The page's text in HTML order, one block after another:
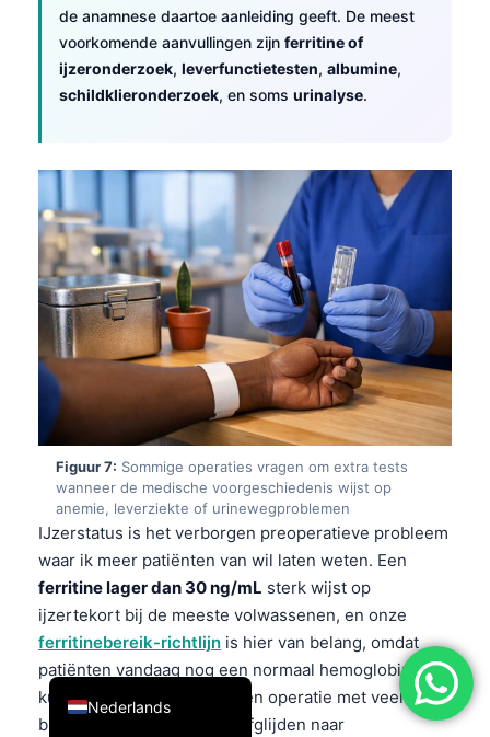
de anamnese daartoe aanleiding geeft. De meest
voorkomende aanvullingen zijn ferritine of
ijzeronderzoek, leverfunctietesten, albumine,
schildklieronderzoek, en soms urinalyse.
Figuur 7: Sommige operaties vragen om extra tests
wanneer de medische voorgeschiedenis wijst op
anemie, leverziekte of urinewegproblemen
IJzerstatus is het verborgen preoperatieve probleem
waar ik meer patiënten van wil laten weten. Een
ferritine lager dan 30 ng/mL sterk wijst op
ijzertekort bij de meeste volwassenen, en onze
ferritinebereik-richtlijn is hier van belang, omdat
patiënten vandaag nog een normaal hemoglobine
kunnen hebben, maar na een operatie met veel
bloedverlies toch kunnen afglijden naar
Nederlands
English
Deutsch
العربية
Français
עִבְרִית
Italiano
Português
Türkçe
Română
简体中文
فارسی
Bahasa Indonesia
Íslenska